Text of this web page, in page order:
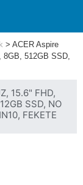
> ACER Aspire
8GB, 512GB SSD,
15.6" FHD,
SSD, NO
FEKETE